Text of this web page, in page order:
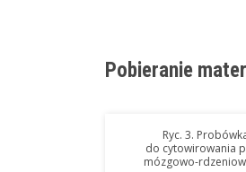
Pobieranie
Ryc. 3.
do cytowirowania
mózgowo-